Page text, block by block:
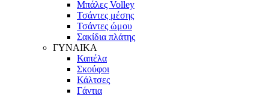
Μπάλες Volley
Τσάντες μέσης
Τσάντες ώμου
Σακίδια πλάτης
ΓΥΝΑΙΚΑ
Καπέλα
Σκούφοι
Κάλτσες
Γάντια